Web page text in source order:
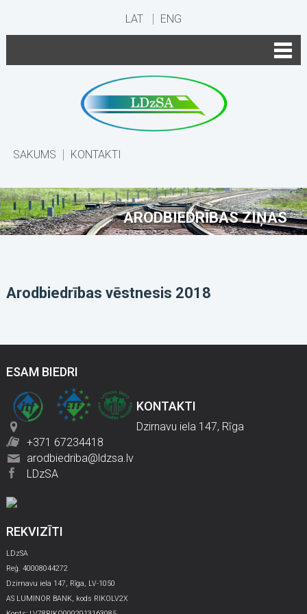
LAT ENG
SĀKUMS KONTAKTI
ARODBIEDRĪBAS ZIŅAS
Arodbiedrības vēstnesis 2018
ESAM BIEDRI
KONTAKTI
Dzirnavu iela 147, Rīga
+371 67234418
arodbiedriba@ldzsa.lv
LDzSA
REKVIZĪTI
LDzSA
Reģ. 40008044272
Dzirnavu iela 147, Rīga, LV-1050
AS LUMINOR BANK, kods RIKOLV2X